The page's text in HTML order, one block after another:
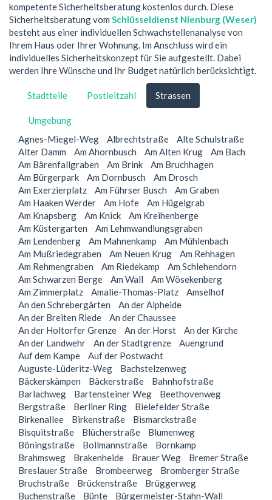
kompetente Sicherheitsberatung kostenlos durch. Diese
Sicherheitsberatung vom Schlüsseldienst Nienburg (Weser)
besteht aus einer individuellen Schwachstellenanalyse von
Ihrem Haus oder Ihrer Wohnung. Im Anschluss wird ein
individuelles Sicherheitskonzept für Sie aufgestellt. Dabei
werden Ihre Wünsche und Ihr Budget natürlich berücksichtigt.
Stadtteile Postleitzahl Strassen
Umgebung
Agnes-Miegel-Weg
Albrechtstraße
Alte Schulstraße
Alter Damm
Am Ahornbusch Am Alten Krug
Am Bach
Am Bärenfallgraben
Am Brink
Am Bruchhagen
Am Bürgerpark
Am Dornbusch
Am Drosch
Am Exerzierplatz
Am Führser Busch
Am Graben
Am Haaken Werder
Am Hofe
Am Hügelgrab
Am Knapsberg
Am Knick
Am Kreihenberge
Am Küstergarten
Am Lehmwandlungsgraben
Am Lendenberg
Am Mahnenkamp
Am Mühlenbach
Am Mußriedegraben
Am Neuen Krug
Am Rehhagen
Am Rehmengraben
Am Riedekamp
Am Schlehendorn
Am Schwarzen Berge
Am Wall
Am Wösekenberg
Am Zimmerplatz
Amalie-Thomas-Platz
Amselhof
An den Schrebergärten
An der Alpheide
An der Breiten Riede
An der Chaussee
An der Holtorfer Grenze
An der Horst
An der Kirche
An der Landwehr
An der Stadtgrenze
Auengrund
Auf dem Kampe
Auf der Postwacht
Auguste-Lüderitz-Weg
Bachstelzenweg
Bäckerskämpen
Bäckerstraße
Bahnhofstraße
Barlachweg
Bartensteiner Weg
Beethovenweg
Bergstraße
Berliner Ring
Bielefelder Straße
Birkenallee
Birkenstraße
Bismarckstraße
Bisquitstraße
Blücherstraße
Blumenweg
Böningstraße
Bollmannstraße
Bornkamp
Brahmsweg
Brakenheide Brauer Weg
Bremer Straße
Breslauer Straße
Brombeerweg
Bromberger Straße
Bruchstraße
Brückenstraße
Brüggerweg
Buchenstraße
Bünte Bürgermeister-Stahn-Wall